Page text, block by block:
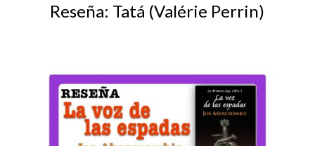
Reseña: Tatá (Valérie Perrin)